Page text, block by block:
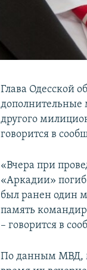
Глава Одесской
дополнительные
другого
говорится в
«Вчера при
«Аркадии»
был ранен один
память
– говорится в
По данным МВД,